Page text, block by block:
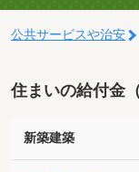
公共サービスや治安
住まいの給付金
新築建築